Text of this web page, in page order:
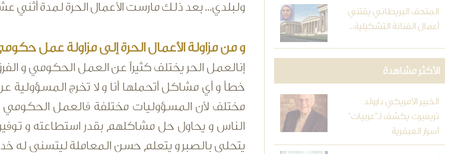
ولبلدي... بعد ذلك مارست الأعمال الحرة لمدة أثني
و من مزاولة الأعمال الحرة إلى مزاولة عمل
إنالعمل الحر يختلف كثيراً عن العمل الحكومي و
خطأ و أي مشاكل أتحملها أنا و لا تخرج
مختلف لأن المسؤوليات مختلفة فالعمل الحكومي
الناس و يحاول حل مشاكلهم بقدر استطاعته و
يتحلى بالصبر و يتعلم حسن المعاملة ليتسنى
المتحف البريطاني يقتني
أعمال الفنانة التشكيلية...
الأكثر مشاهدة
الخبير الأمريكي دارولد
تريفيرت يكشف لـ"عربيات"
أسرار العبقرية